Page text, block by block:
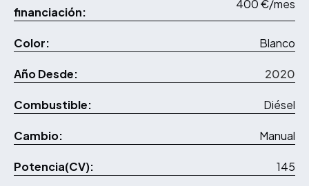
financiación:
400 €/mes
Color: Blanco
Año Desde: 2020
Combustible: Diésel
Cambio: Manual
Potencia(CV): 145